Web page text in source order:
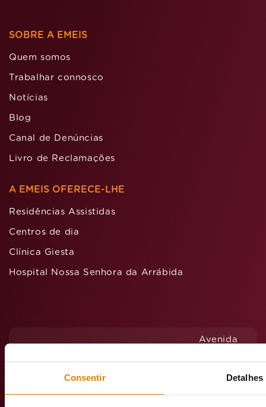
Consentir Detalhes
SOBRE A EMEIS
Quem somos
Trabalhar connosco
Notícias
Blog
Canal de Denúncias
Livro de Reclamações
A EMEIS OFERECE-LHE
Residências Assistidas
Centros de dia
Clínica Giesta
Hospital Nossa Senhora da Arrábida
Avenida
1.022.1D –